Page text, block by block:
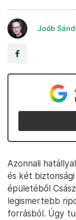
Joób
Azonnali
és két
épületéből
legismertebb
forrásból. Úgy